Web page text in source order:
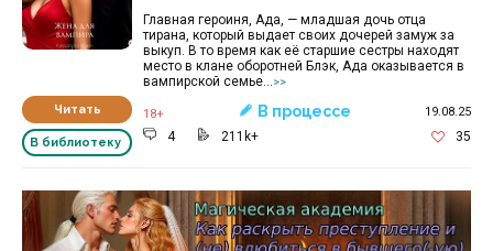
Читать
В библиотеку
Главная героиня, Ада, — младшая дочь отца
тирана, который выдает своих дочерей замуж за
выкуп. В то время как её старшие сестры находят
место в клане оборотней Блэк, Ада оказывается в
вампирской семье...>>
18+ В процессе 19.08.25
4 211k+ 35